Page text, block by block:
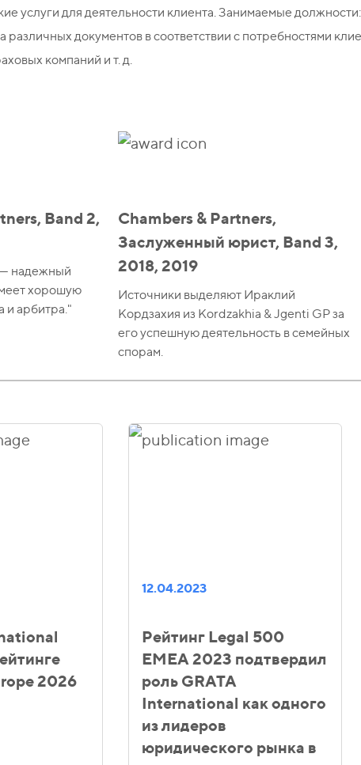
услуги для деятельности клиента. Занимаемые
различных документов в соответствии с потребностями
компаний и т. д.
Band 2,
надежный
хорошую
и арбитра."
Chambers & Partners,
Заслуженный юрист, Band 3,
2018, 2019
Источники выделяют Ираклий
Кордзахия из Kordzakhia & Jgenti GP за
его успешную деятельность в семейных
спорам.
2026
12.04.2023
Рейтинг Legal 500
EMEA 2023 подтвердил
роль GRATA
International как одного
из лидеров
юридического рынка в